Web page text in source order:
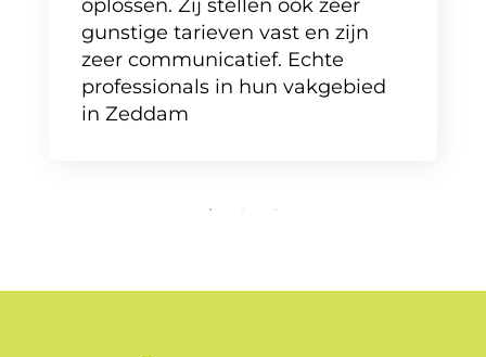
oplossen. Zij stellen ook zeer
gunstige tarieven vast en zijn
zeer communicatief. Echte
professionals in hun vakgebied
in Zeddam